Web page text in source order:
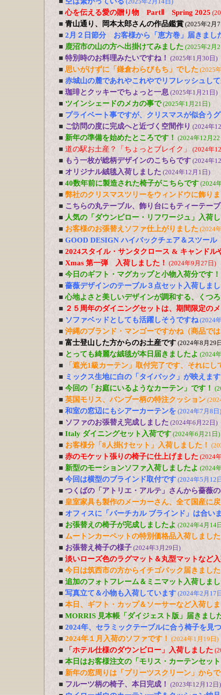
■ 心を伝える愛の贈り物 PartⅡ Spring 2025
■ 青山通り、岡本太郎さんの作品鑑賞 (2025年2月
■ 2月２日節分 お客様から「恵方巻」届きまし
■ 鹿沼市の山の方へ出掛けてみました (2025年2月
■ 特別時のお料理みたいですね！ (2025年1月30日)
■ 思いがけずに「鎌倉わらびもち」でした (2025
■ 赤城山の麓であれやこれやでリフレッシュし
■ 珈琲とクッキーでちょっと一息 (2025年1月21日)
■ ツインシェードのメカの事で(2025年1月21日)
■ プライベート事ですが、クリスマスが似合う
■ ご訪問の度に完成へと近づく空間作り (2024年
■ 新年の準備を始めたところです！ (2024年12月
■ 道の駅お土産？「ちょっとブレイク」 (2024年
■ もう一枚が総柄デザインのこちらです (2024年
■ オリジナル絨毯入荷しました (2024年12月1日)
■ 40数年前に製造された椅子がこちらです (2024
■ 弊社のクリスマスツリーをウィンドウに飾り
■ こちらの丸テーブル、飾り台にもティーテー
■ 人気の「ダウンピロー・リフワージュ」入荷
■ お客様のお張替えソファ仕上がりました (2024
■ GOOD DESIGN ハイバックチェア＆スツー
■ 2024スタイル・サンタクロース & キャンドル
■ Xmas 第一弾 入荷しました！ (2024年9月27日)
■ 今日のギフト・マグカップと小物入荷分です！
■ 薔薇デザインのテーブル３点セット入荷しま
■ 心地よさと美しいデザインが調和する、くつ
■ ２５周年のダイニングセットは、期間限定の
■ ソファベッドとしても活躍しそうですね(2024
■ 沖縄のブランド・マンゴーですかね（商品で
■ 富士登山した方からのお土産です (2024年8月29
■ とっても綺麗な絨毯が本日届きましたよ (2024
■
「遮光1級カーテン」取付完了です、それに
■ ミックス生地に白の「タイバック」が映えま
■ 今回の「お庭にいるようなカーテン」です！
■ 英国モリス、バンブー柄の特注クッション
■ 和室の窓辺にもシアーカーテンを (2024年7月8日)
■ ソファのお張替え完成しました (2024年6月22日)
■ Italy ダイニングセット入荷です (2024年6月21日)
■ お客様分「8人掛けセット」入荷しました！
■ 赤のモケット張りの椅子に仕上げました (2024
■ 新型のモーションソファ入荷しましたよ (2024
■ 今回は横型のブラインド取付です (2024年5月12
■ つくばの「アトリエ・アルテ」さんから薔薇
■ 皇室家具も製作のメーカーさん、全て国産に
■ オフィスに「バーチカル ブラインド」は合い
■ お張替えの椅子が完成しましたよ (2024年4月14
■ ムートンカーペットの特別価格品入荷しました
■ お張替え椅子の様子 (2024年3月29日)
■ 淡いローズ色のラグマット＆丸型マットなど
■ 今日は筑西市の方からイチゴパック届きました
■ 追加のフォトフレーム＆ミニマット入荷しま
■ 写真立て＆小物も入荷しています (2024年2月17
■ 本日、ギフト・カップ＆ソーサーなど入荷し
■ MORRIS 見本帳「ダイジェスト版」届きまし
■ 2024年、セラミックテーブルに合う椅子を見
■ 2024年１月入荷のソファです！ (2024年1月19日)
■ 「ホテル仕様のダウンピロー」入荷しました
■ 本日はお客様注文の「モリス・カーテンセッ
■ 新年の窓周りは「プリーツスクリーン」から
■ フルーツ柄の椅子、本日完成！ (2023年12月12日)